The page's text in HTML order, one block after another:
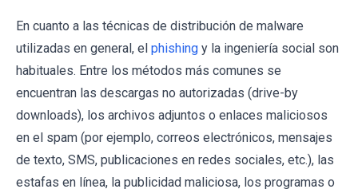
En cuanto a las técnicas de distribución de malware
utilizadas en general, el phishing y la ingeniería social son
habituales. Entre los métodos más comunes se
encuentran las descargas no autorizadas (drive-by
downloads), los archivos adjuntos o enlaces maliciosos
en el spam (por ejemplo, correos electrónicos, mensajes
de texto, SMS, publicaciones en redes sociales, etc.), las
estafas en línea, la publicidad maliciosa, los programas o